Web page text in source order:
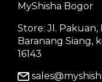
MyShisha Bogor
Store: Jl. Pakuan,
Baranang Siang,
16143